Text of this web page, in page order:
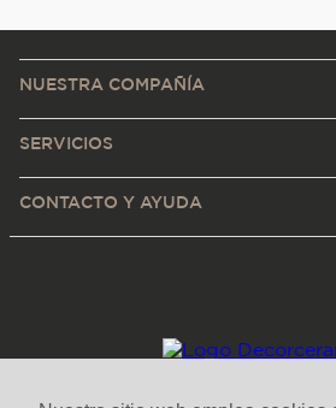
NUESTRA COMPAÑÍA
SERVICIOS
CONTACTO Y AYUDA